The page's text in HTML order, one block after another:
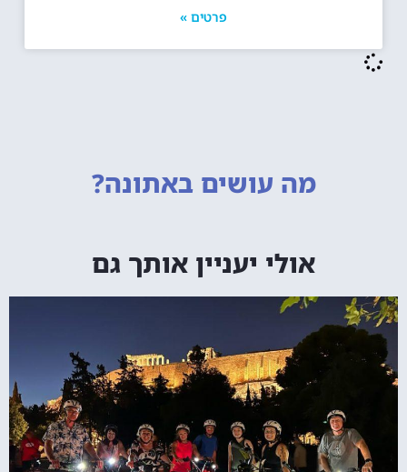
מה עושים באתונה?
אולי יעניין אותך גם